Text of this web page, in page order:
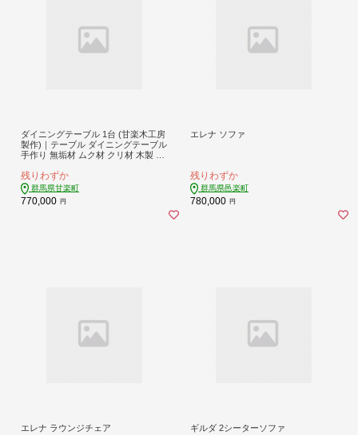
ダイニングテーブル 1台 (甘楽木工房
製作)｜テーブル ダイニングテーブル
手作り 無垢材 ムク材 クリ材 木製 天
シンプル おしゃれ 国産 甘楽町 [025
8]
残りわずか
群馬県甘楽町
770,000 円
エレナ ソファ
残りわずか
群馬県邑楽町
780,000 円
エレナ ラウンジチェア ギルダ 2シーターソファ